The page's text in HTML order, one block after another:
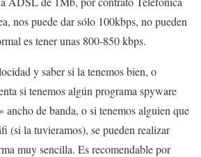
nos puede dar sólo 100kbps, no pueden
es tener unas 800-850 kbps.
y saber si la tenemos bien, o
si tenemos algún programa spyware
ancho de banda, o si tenemos alguien que
(si la tuvieramos), se pueden realizar
muy sencilla. Es recomendable por